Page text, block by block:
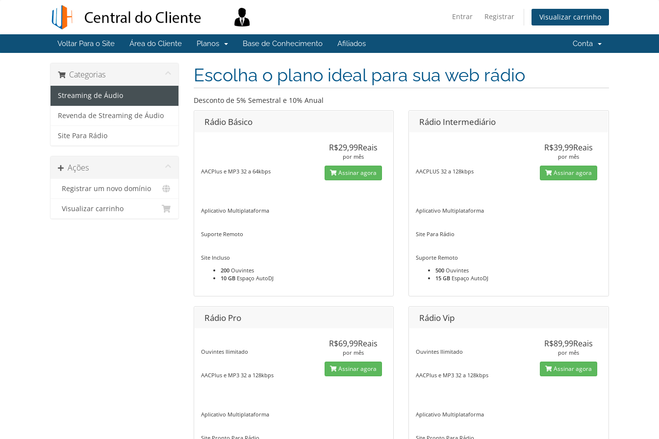
Entrar Registrar Visualizar carrinho
Voltar Para o Site Área do Cliente Planos Base de Conhecimento Afiliados Conta
Categorias
Streaming de Áudio
Revenda de Streaming de Áudio
Site Para Rádio
Ações
Registrar um novo domínio
Visualizar carrinho
Escolha o plano ideal para sua web rádio
Desconto de 5% Semestral e 10% Anual
Rádio Básico
AACPlus e MP3 32 a 64kbps
Aplicativo Multiplataforma
Suporte Remoto
Site Incluso
200Ouvintes
10 GBEspaço AutoDJ
R$29,99Reais
por mês
Assinar agora
Rádio Intermediário
AACPLUS 32 a 128kbps
Aplicativo Multiplataforma
Site Para Rádio
Suporte Remoto
500 Ouvintes
15 GB Espaço AutoDJ
R$39,99Reais
por mês
Assinar agora
Rádio Pro
Ouvintes Ilimitado
AACPlus e MP3 32 a 128kbps
Aplicativo Multiplataforma
R$69,99Reais
por mês
Assinar agora
Rádio Vip
Ouvintes Ilimitado
AACPlus e MP3 32 a 128kbps
Aplicativo Multiplataforma
R$89,99Reais
por mês
Assinar agora